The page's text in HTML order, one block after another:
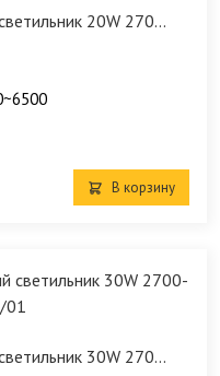
20W 270...
В корзину
30W 270...